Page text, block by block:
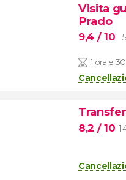
Visita
Prado
9,4 / 10
1 ora e
8,2 / 10